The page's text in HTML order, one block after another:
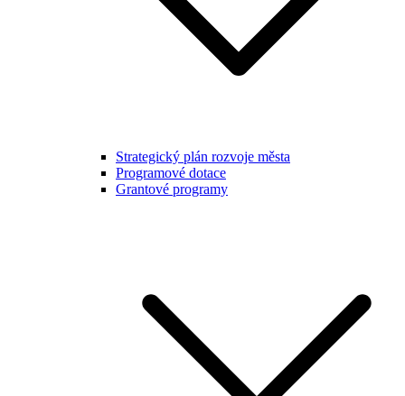
Strategický plán rozvoje města
Programové dotace
Grantové programy